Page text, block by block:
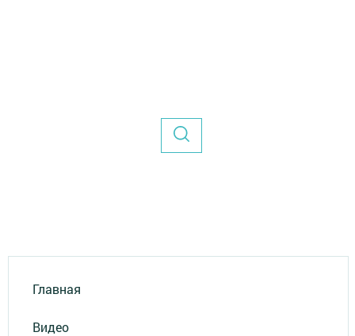
Главная
Видео